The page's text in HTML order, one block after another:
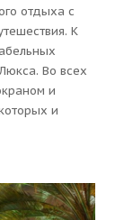
отдыха с
К
Во всех
и
и